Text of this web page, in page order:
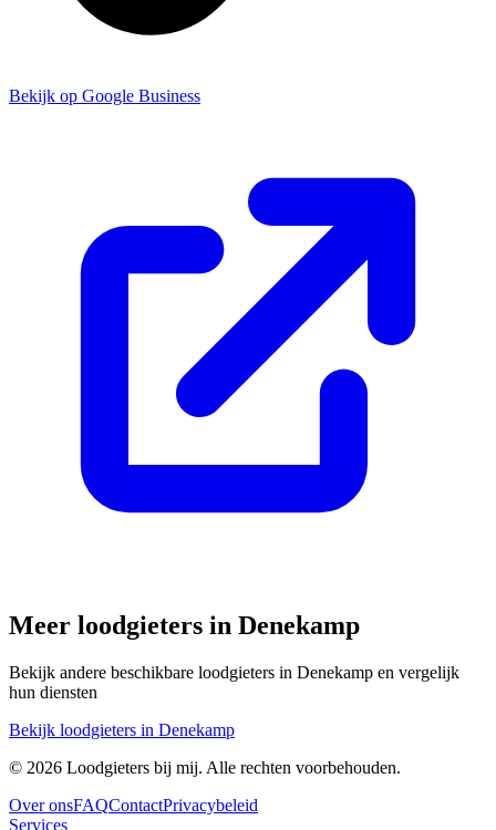
Bekijk op Google Business
Meer loodgieters in Denekamp
Bekijk andere beschikbare loodgieters in Denekamp en vergelijk
hun diensten
Bekijk loodgieters in Denekamp
© 2026 Loodgieters bij mij. Alle rechten voorbehouden.
Over onsFAQContactPrivacybeleid
Services